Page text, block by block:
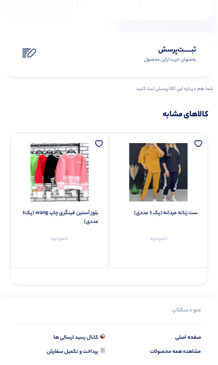
ثبـــــت‌پرسش
به‌عنوان ‌خریدار‌این‌ محصول
شما هم درباره این کالا پرسش ثبت کنید
کالاهای مشابه
ست زنانه مردانه (پک 6 عددی)
ناموجود
بلوز آستین فینگری چاپ wang (پک6
عددی)
ناموجود
منو دسکتاپ
صفحه اصلی
مشاهده همه محصولات
کانال رسید ارسالی ها
پرداخت و تکمیل سفارش